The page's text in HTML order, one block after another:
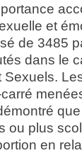
et
de 3485
dans le
ou plus
en